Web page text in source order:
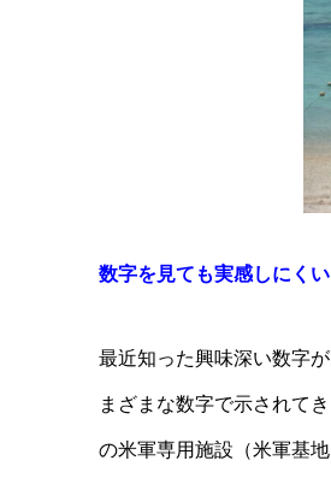
数字を見ても実感しにく
最近知った興味深い数字
まざまな数字で示されて
の米軍専用施設（米軍基